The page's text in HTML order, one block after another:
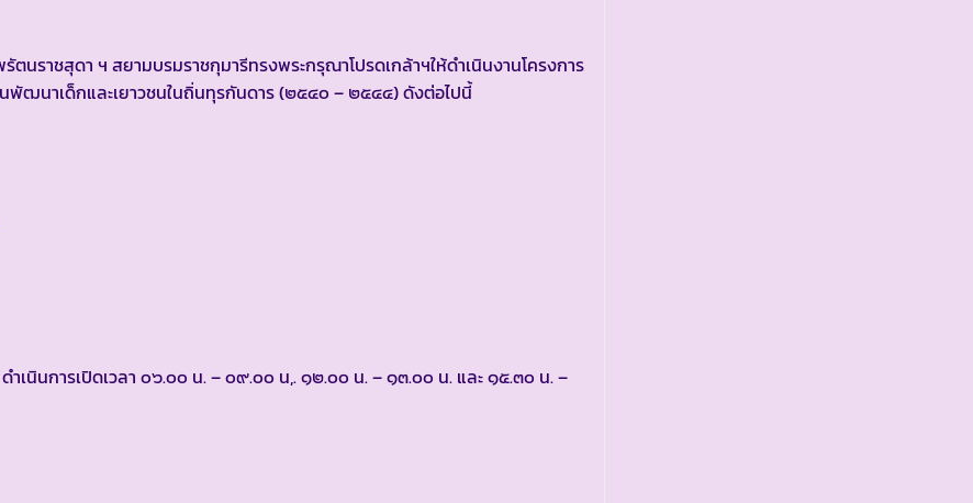
ราชสุดา ฯ สยามบรมราชกุมารีทรงพระกรุณาโปรดเกล้าฯให้ดำเนินงานโครงการ
นพัฒนาเด็กและเยาวชนในถิ่นทุรกันดาร (๒๕๔๐ – ๒๕๔๔) ดังต่อไปนี้
เนินการเปิดเวลา ๐๖.๐๐ น. – ๐๙.๐๐ น,. ๑๒.๐๐ น. – ๑๓.๐๐ น. และ ๑๕.๓๐ น. –